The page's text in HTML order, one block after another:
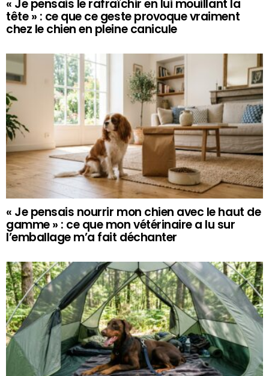
« Je pensais le rafraîchir en lui mouillant la
tête » : ce que ce geste provoque vraiment
chez le chien en pleine canicule
« Je pensais nourrir mon chien avec le haut de
gamme » : ce que mon vétérinaire a lu sur
l’emballage m’a fait déchanter